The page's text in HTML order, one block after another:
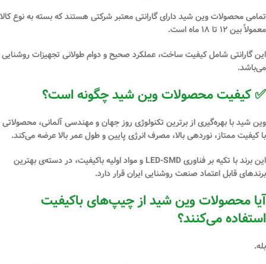
تمامی محصولاتوین شیددارای گارانتی معتبر شرکتی هستند که بسته به نوع کالا
معمولاً بین۱۲ تا ۱۸ ماه
است.
این گارانتی شامل کیفیت ساخت، عملکرد صحیح و دوام طولانی تجهیزات روشنایی
می‌باشد.
✅ کیفیت محصولات وین شید چگونه است؟
وین شیدبا بهره‌گیری از برترین تکنولوژی روز جهان و مهندسی آلمانی، محصولاتی
با کیفیت ممتاز، نوردهی بالا، مصرف انرژی پایین و طول عمر بالا عرضه می‌کند.
این برند با تکیه بر فناوریLED-SMD و مواد اولیه باکیفیت، در دسته‌ی بهترین
برندهای قابل اعتماد صنعت روشنایی ایران قرار دارد.
آیا محصولات وین شید از چیپ‌های باکیفیت
استفاده می‌کنند؟
بله.